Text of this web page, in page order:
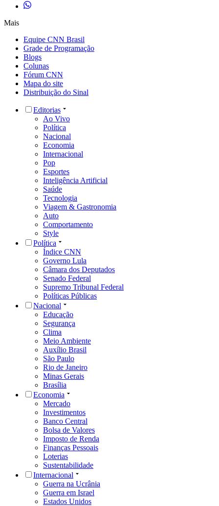
Mais
Equipe CNN Brasil
Grade de Programação
Blogs
Colunas
Fórum CNN
Mapa do site
Distribuição do Sinal
Editorias
Ao Vivo
Política
Nacional
Economia
Internacional
Pop
Esportes
Inteligência Artificial
Saúde
Tecnologia
Viagem & Gastronomia
Auto
Comportamento
Style
Política
Índice CNN
Governo Lula
Câmara dos Deputados
Senado Federal
Supremo Tribunal Federal
Políticas Públicas
Nacional
Educação
Segurança
Clima
Meio Ambiente
Auxílio Brasil
São Paulo
Rio de Janeiro
Minas Gerais
Brasília
Economia
Mercado
Investimentos
Banco Central
Bolsa de Valores
Imposto de Renda
Finanças Pessoais
Loterias
Sustentabilidade
Internacional
Guerra na Ucrânia
Guerra em Israel
Estados Unidos